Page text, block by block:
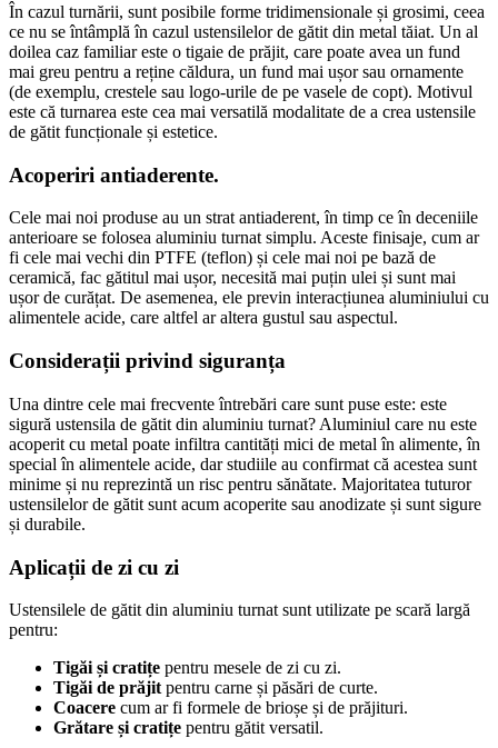
În cazul turnării, sunt posibile forme tridimensionale și grosimi, ceea
ce nu se întâmplă în cazul ustensilelor de gătit din metal tăiat. Un al
doilea caz familiar este o tigaie de prăjit, care poate avea un fund
mai greu pentru a reține căldura, un fund mai ușor sau ornamente
(de exemplu, crestele sau logo-urile de pe vasele de copt). Motivul
este că turnarea este cea mai versatilă modalitate de a crea ustensile
de gătit funcționale și estetice.
Acoperiri antiaderente.
Cele mai noi produse au un strat antiaderent, în timp ce în deceniile
anterioare se folosea aluminiu turnat simplu. Aceste finisaje, cum ar
fi cele mai vechi din PTFE (teflon) și cele mai noi pe bază de
ceramică, fac gătitul mai ușor, necesită mai puțin ulei și sunt mai
ușor de curățat. De asemenea, ele previn interacțiunea aluminiului cu
alimentele acide, care altfel ar altera gustul sau aspectul.
Considerații privind siguranța
Una dintre cele mai frecvente întrebări care sunt puse este: este
sigură ustensila de gătit din aluminiu turnat? Aluminiul care nu este
acoperit cu metal poate infiltra cantități mici de metal în alimente, în
special în alimentele acide, dar studiile au confirmat că acestea sunt
minime și nu reprezintă un risc pentru sănătate. Majoritatea tuturor
ustensilelor de gătit sunt acum acoperite sau anodizate și sunt sigure
și durabile.
Aplicații de zi cu zi
Ustensilele de gătit din aluminiu turnat sunt utilizate pe scară largă
pentru:
Tigăi și cratițe pentru mesele de zi cu zi.
Tigăi de prăjit pentru carne și păsări de curte.
Coacere cum ar fi formele de brioșe și de prăjituri.
Grătare și cratițe pentru gătit versatil.